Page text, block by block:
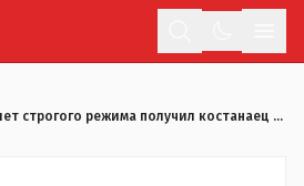
10 лет строгого режима получил костанаец за самосуд над заподозренным в краже соседом